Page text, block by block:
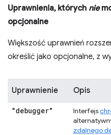
Uprawnienia, których nie
opcjonalne
Większość uprawnień
określić jako opcjonalne, z
Uprawnienie Opis
"debugger" Interfejs
zdalnego